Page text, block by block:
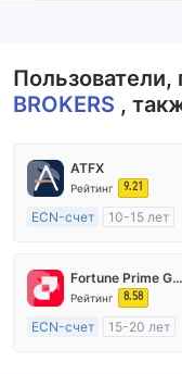
BROKERS ,
ATFX
Рейтинг 9.21
ECN-счет
10-15 лет
Маркет-Мейкинг (MM)
Основной стандарт MT4
Fortune Prime Global
Рейтинг 8.58
ECN-счет
15-20 лет